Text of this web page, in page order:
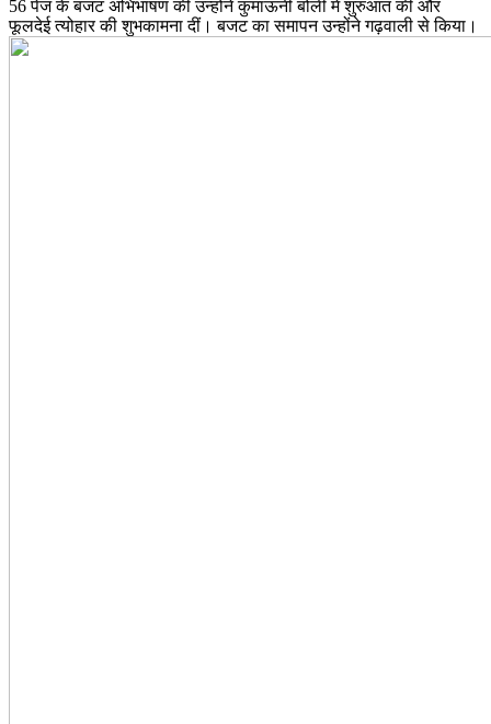
56 पेज के बजट अभिभाषण की उन्होंने कुमाऊंनी बोली में शुरुआत की और
फूलदेई त्योहार की शुभकामना दीं। बजट का समापन उन्होंने गढ़वाली से किया।